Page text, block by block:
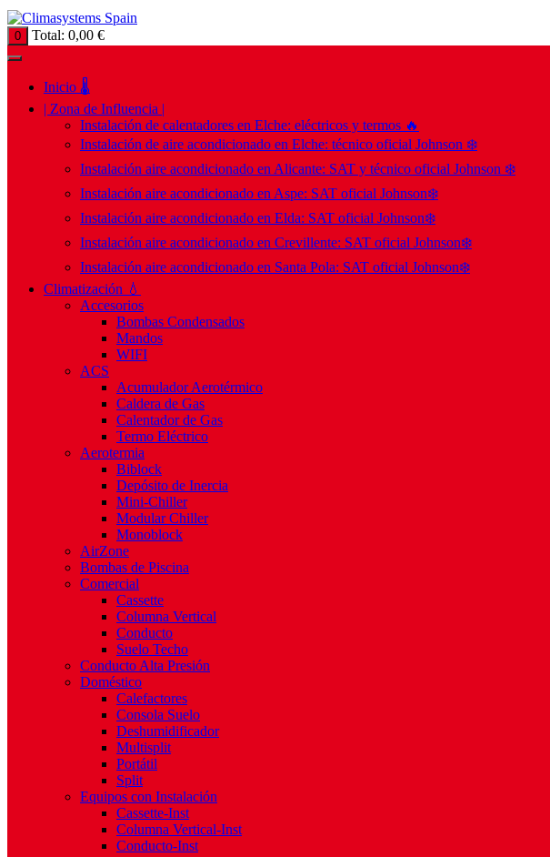
0 Total: 0,00 €
Inicio 🌡️
| Zona de Influencia |
Instalación de calentadores en Elche: eléctricos y termos 🔥
Instalación de aire acondicionado en Elche: técnico oficial Johnson ❄️
Instalación aire acondicionado en Alicante: SAT y técnico oficial Johnson ❄️
Instalación aire acondicionado en Aspe: SAT oficial Johnson❄️
Instalación aire acondicionado en Elda: SAT oficial Johnson❄️
Instalación aire acondicionado en Crevillente: SAT oficial Johnson❄️
Instalación aire acondicionado en Santa Pola: SAT oficial Johnson❄️
Climatización 💧
Accesorios
Bombas Condensados
Mandos
WIFI
ACS
Acumulador Aerotérmico
Caldera de Gas
Calentador de Gas
Termo Eléctrico
Aerotermia
Biblock
Depósito de Inercia
Mini-Chiller
Modular Chiller
Monoblock
AirZone
Bombas de Piscina
Comercial
Cassette
Columna Vertical
Conducto
Suelo Techo
Conducto Alta Presión
Doméstico
Calefactores
Consola Suelo
Deshumidificador
Multisplit
Portátil
Split
Equipos con Instalación
Cassette-Inst
Columna Vertical-Inst
Conducto-Inst